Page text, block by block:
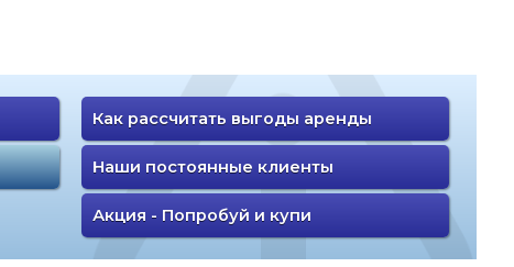
Как рассчитать выгоды аренды
Наши постоянные клиенты
Акция - Попробуй и купи